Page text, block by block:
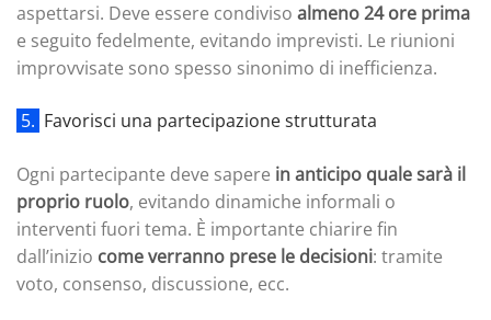
aspettarsi. Deve essere condiviso almeno 24 ore prima
e seguito fedelmente, evitando imprevisti. Le riunioni
improvvisate sono spesso sinonimo di inefficienza.
5. Favorisci una partecipazione strutturata
Ogni partecipante deve sapere in anticipo quale sarà il
proprio ruolo, evitando dinamiche informali o
interventi fuori tema. È importante chiarire fin
dall’inizio come verranno prese le decisioni: tramite
voto, consenso, discussione, ecc.